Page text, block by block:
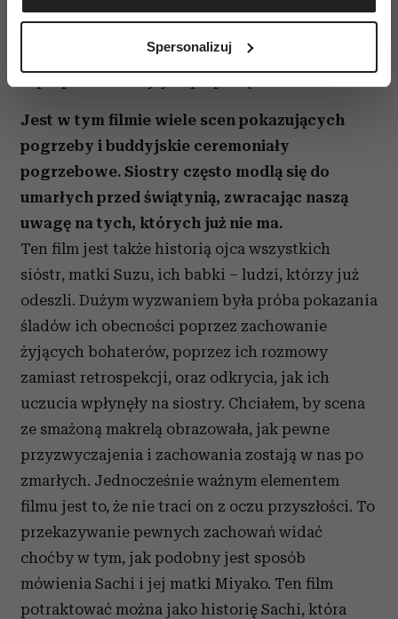
Identyfikować Twoje urządzenie, aktywnie
(fingerprinting, czyli wirtualny odcisk palca)
sekcji szczegółów. W Deklaracji plików cookie możesz
zmienić lub wycofać swoją zgodę w dowolnej chwili.
i reklam, aby oferować funkcje społecznościowe i
analizować ruch w naszej witrynie. Informacje o tym, jak
korzystasz z naszej witryny, udostępniamy partnerom
społecznościowym, reklamowym i analitycznym.
Partnerzy mogą połączyć te informacje z innymi danymi
otrzymanymi od Ciebie lub uzyskanymi podczas
korzystania z ich usług.
Spersonalizuj
podłożyłem je pod nakręcone już zdjęcia
i okazało się, że świetnie pasują, więc
Jest w tym filmie wiele scen pokazujących
pogrzeby i buddyjskie ceremoniały
pogrzebowe. Siostry często modlą się do
umarłych przed świątynią, zwracając naszą
uwagę na tych, których już nie ma.
Ten film jest także historią ojca wszystkich
sióstr, matki Suzu, ich babki – ludzi, którzy już
odeszli. Dużym wyzwaniem była próba pokazania
śladów ich obecności poprzez zachowanie
żyjących bohaterów, poprzez ich rozmowy
zamiast retrospekcji, oraz odkrycia, jak ich
uczucia wpłynęły na siostry. Chciałem, by scena
ze smażoną makrelą obrazowała, jak pewne
przyzwyczajenia i zachowania zostają w nas po
zmarłych. Jednocześnie ważnym elementem
filmu jest to, że nie traci on z oczu przyszłości. To
przekazywanie pewnych zachowań widać
choćby w tym, jak podobny jest sposób
mówienia Sachi i jej matki Miyako. Ten film
potraktować można jako historię Sachi, która